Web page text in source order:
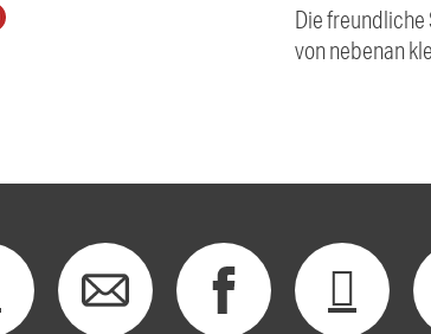
Die freundliche
von nebenan